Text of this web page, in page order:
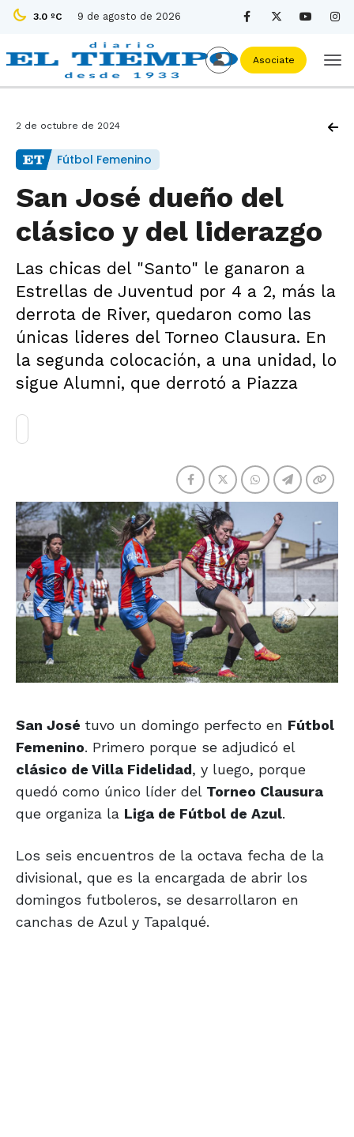
3.0 ºC 9 de agosto de 2026
Asociate
2 de octubre de 2024
Fútbol Femenino
San José dueño del
clásico y del liderazgo
Las chicas del "Santo" le ganaron a
Estrellas de Juventud por 4 a 2, más la
derrota de River, quedaron como las
únicas lideres del Torneo Clausura. En
la segunda colocación, a una unidad, lo
sigue Alumni, que derrotó a Piazza
San José tuvo un domingo perfecto en Fútbol
Femenino. Primero porque se adjudicó el
clásico de Villa Fidelidad, y luego, porque
quedó como único líder del Torneo Clausura
que organiza la Liga de Fútbol de Azul.
Los seis encuentros de la octava fecha de la
divisional, que es la encargada de abrir los
domingos futboleros, se desarrollaron en
canchas de Azul y Tapalqué.